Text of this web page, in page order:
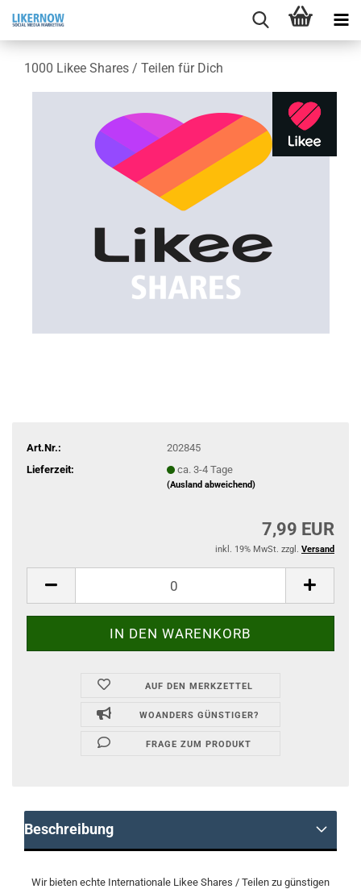
1000 Likee Shares / Tei­len für Dich
Art.Nr.:
202845
Lieferzeit:
ca. 3-4 Tage
(Ausland abweichend)
7,99 EUR
inkl. 19% MwSt. zzgl. Versand
AUF DEN MERKZETTEL
WOANDERS GÜNSTIGER?
FRAGE ZUM PRODUKT
Beschreibung
Wir bieten echte Internationale Likee Shares / Teilen zu günstigen